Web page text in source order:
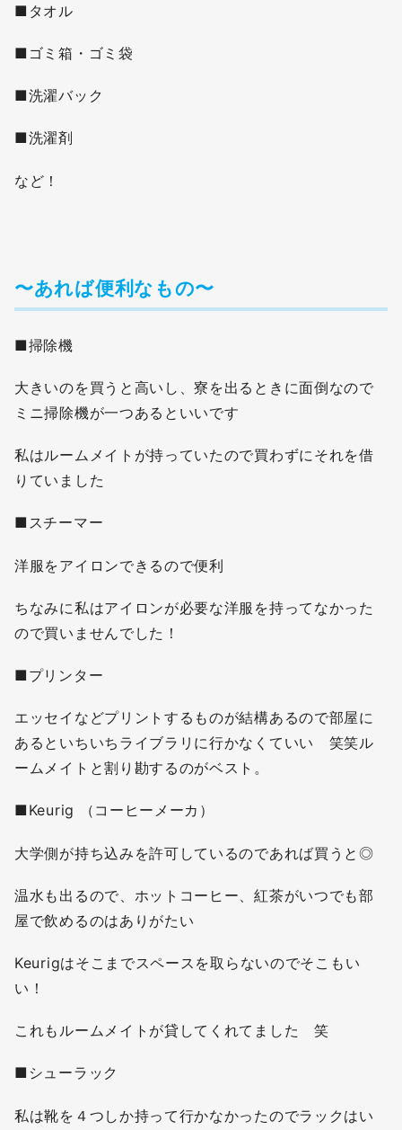
■タオル
■ゴミ箱・ゴミ袋
■洗濯バック
■洗濯剤
など！
〜あれば便利なもの〜
■掃除機
大きいのを買うと高いし、寮を出るときに面倒なので
ミニ掃除機が一つあるといいです
私はルームメイトが持っていたので買わずにそれを借
りていました
■スチーマー
洋服をアイロンできるので便利
ちなみに私はアイロンが必要な洋服を持ってなかった
ので買いませんでした！
■プリンター
エッセイなどプリントするものが結構あるので部屋に
あるといちいちライブラリに行かなくていい 笑笑ル
ームメイトと割り勘するのがベスト。
■Keurig （コーヒーメーカ）
大学側が持ち込みを許可しているのであれば買うと◎
温水も出るので、ホットコーヒー、紅茶がいつでも部
屋で飲めるのはありがたい
Keurigはそこまでスペースを取らないのでそこもい
い！
これもルームメイトが貸してくれてました 笑
■シューラック
私は靴を４つしか持って行かなかったのでラックはい